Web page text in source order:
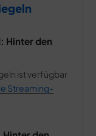
Hinter den
ist verfügbar
Streaming-